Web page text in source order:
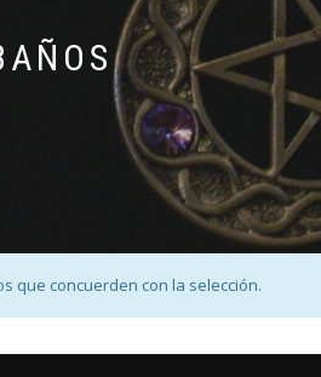
que concuerden con la selección.